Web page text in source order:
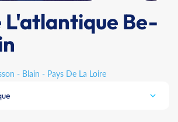
L'atlantique Be-
- Blain - Pays De La Loire